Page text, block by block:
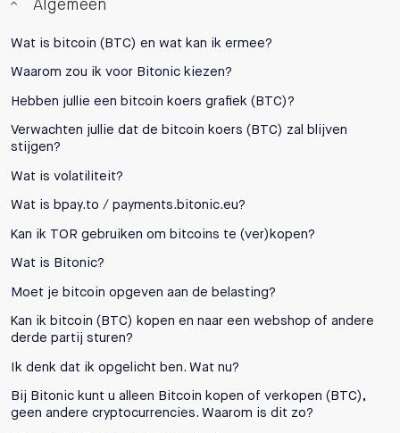
Algemeen
Wat is bitcoin (BTC) en wat kan ik ermee?
Waarom zou ik voor Bitonic kiezen?
Hebben jullie een bitcoin koers grafiek (BTC)?
Verwachten jullie dat de bitcoin koers (BTC) zal blijven
stijgen?
Wat is volatiliteit?
Wat is bpay.to / payments.bitonic.eu?
Kan ik TOR gebruiken om bitcoins te (ver)kopen?
Wat is Bitonic?
Moet je bitcoin opgeven aan de belasting?
Kan ik bitcoin (BTC) kopen en naar een webshop of andere
derde partij sturen?
Ik denk dat ik opgelicht ben. Wat nu?
Bij Bitonic kunt u alleen Bitcoin kopen of verkopen (BTC),
geen andere cryptocurrencies. Waarom is dit zo?